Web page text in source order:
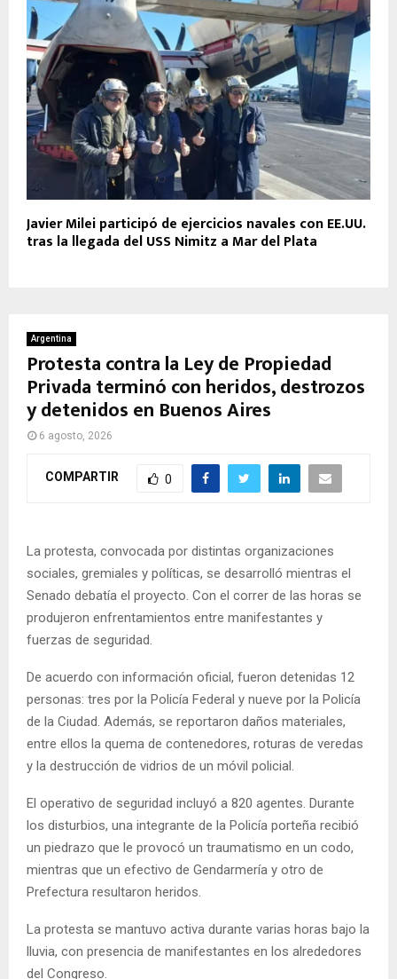
Javier Milei participó de ejercicios navales con EE.UU.
tras la llegada del USS Nimitz a Mar del Plata
Argentina
Protesta contra la Ley de Propiedad
Privada terminó con heridos, destrozos
y detenidos en Buenos Aires
6 agosto, 2026
COMPARTIR 0
La protesta, convocada por distintas organizaciones
sociales, gremiales y políticas, se desarrolló mientras el
Senado debatía el proyecto. Con el correr de las horas se
produjeron enfrentamientos entre manifestantes y
fuerzas de seguridad.
De acuerdo con información oficial, fueron detenidas 12
personas: tres por la Policía Federal y nueve por la Policía
de la Ciudad. Además, se reportaron daños materiales,
entre ellos la quema de contenedores, roturas de veredas
y la destrucción de vidrios de un móvil policial.
El operativo de seguridad incluyó a 820 agentes. Durante
los disturbios, una integrante de la Policía porteña recibió
un piedrazo que le provocó un traumatismo en un codo,
mientras que un efectivo de Gendarmería y otro de
Prefectura resultaron heridos.
La protesta se mantuvo activa durante varias horas bajo la
lluvia, con presencia de manifestantes en los alrededores
del Congreso.